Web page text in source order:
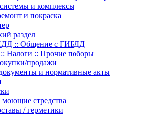
и комплексы
и покраска
раздел
:: Общение с ГИБДД
Налоги :: Прочие поборы
продажи
и нормативные акты
стредства
/ герметики